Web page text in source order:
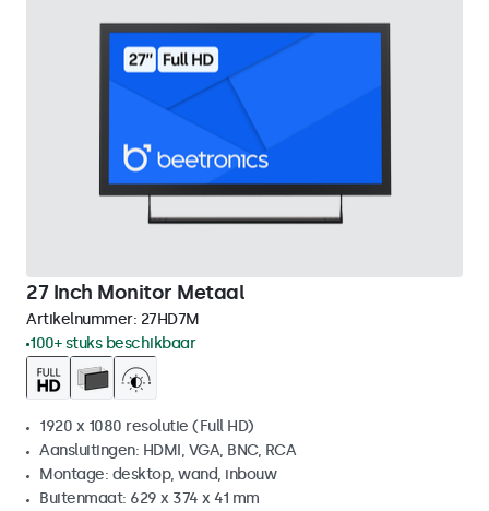
27 Inch Monitor Metaal
Artikelnummer: 27HD7M
100+ stuks beschikbaar
1920 x 1080 resolutie (Full HD)
Aansluitingen: HDMI, VGA, BNC, RCA
Montage: desktop, wand, inbouw
Buitenmaat: 629 x 374 x 41 mm